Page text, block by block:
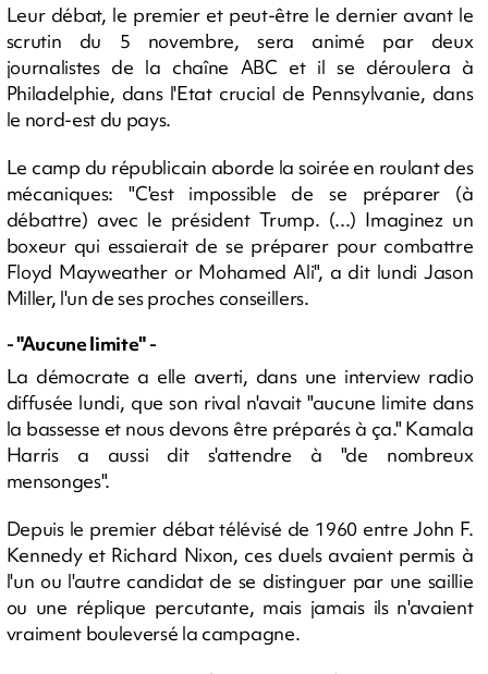
Leur débat, le premier et peut-être le dernier avant le
scrutin du 5 novembre, sera animé par deux
journalistes de la chaîne ABC et il se déroulera à
Philadelphie, dans l'Etat crucial de Pennsylvanie, dans
le nord-est du pays.
Le camp du républicain aborde la soirée en roulant des
mécaniques: "C'est impossible de se préparer (à
débattre) avec le président Trump. (...) Imaginez un
boxeur qui essaierait de se préparer pour combattre
Floyd Mayweather or Mohamed Ali", a dit lundi Jason
Miller, l'un de ses proches conseillers.
- "Aucune limite" -
La démocrate a elle averti, dans une interview radio
diffusée lundi, que son rival n'avait "aucune limite dans
la bassesse et nous devons être préparés à ça." Kamala
Harris a aussi dit s'attendre à "de nombreux
mensonges".
Depuis le premier débat télévisé de 1960 entre John F.
Kennedy et Richard Nixon, ces duels avaient permis à
l'un ou l'autre candidat de se distinguer par une saillie
ou une réplique percutante, mais jamais ils n'avaient
vraiment bouleversé la campagne.